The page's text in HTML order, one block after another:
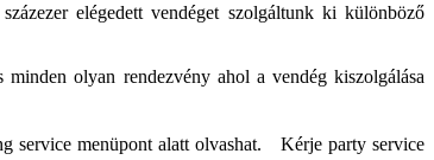
elégedett vendéget szolgáltunk ki különböző
olyan rendezvény ahol a vendég kiszolgálása
service menüpont alatt olvashat. Kérje party service